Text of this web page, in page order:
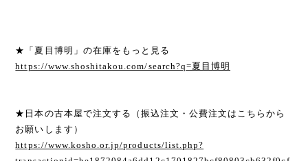
★「夏目博明」の在庫をもっと見る
https://www.shoshitakou.com/search?q=夏目博明
★日本の古本屋で注文する（振込注文・公費注文はこちらから
お願いします）
https://www.kosho.or.jp/products/list.php?